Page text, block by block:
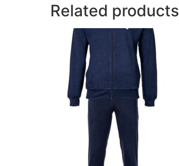
Related products